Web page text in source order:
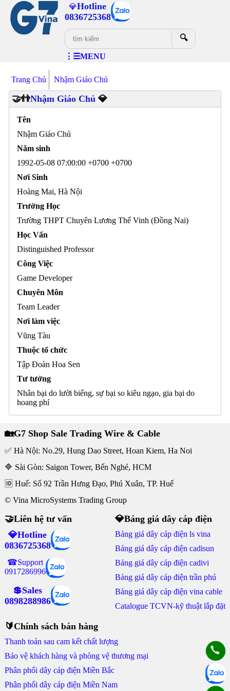
💎Hotline
0836725368
🔍
⋮☰MENU
Trang Chủ Nhậm Giáo Chủ
🤝👬Nhậm Giáo Chủ💎
Tên
Nhậm Giáo Chủ
Năm sinh
1992-05-08 07:00:00 +0700 +0700
Nơi Sinh
Hoàng Mai, Hà Nội
Trường Học
Trường THPT Chuyên Lương Thế Vinh (Đồng Nai)
Học Vấn
Distinguished Professor
Công Việc
Game Developer
Chuyên Môn
Team Leader
Nơi làm việc
Vũng Tàu
Thuộc tổ chức
Tập Đoàn Hoa Sen
Tư tưởng
Nhân bại do lười biếng, sự bại so kiêu ngạo, gia bại do
hoang phí
🏡G7 Shop Sale Trading Wire & Cable
✅ Hà Nội: No.29, Hung Dao Street, Hoan Kiem, Ha Noi
🔷 Sài Gòn: Saigon Tower, Bến Nghé, HCM
🆔 Huế: Số 92 Trần Hưng Đạo, Phú Xuân, TP. Huế
© Vina MicroSystems Trading Group
🤝Liên hệ tư vấn
💎Hotline
0836725368
☎Support
0917286996
💲Sales
0898288986
💎Bảng giá dây cáp điện
Bảng giá dây cáp điện ls vina
Bảng giá dây cáp điện cadisun
Bảng giá dây cáp điện cadivi
Bảng giá dây cáp điện trần phú
Bảng giá dây cáp điện vina cable
Catalogue TCVN-kỹ thuật lắp đặt
🔰Chính sách bán hàng
Thanh toán sau cam kết chất lượng
Bảo vệ khách hàng và phòng vệ thương mại
Phân phối dây cáp điện Miền Bắc
Phân phối dây cáp điện Miền Nam